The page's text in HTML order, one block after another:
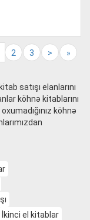
2 3 > »
satışı elanlarını
köhnə kitablarını
köhnə
İkinci el kitablar